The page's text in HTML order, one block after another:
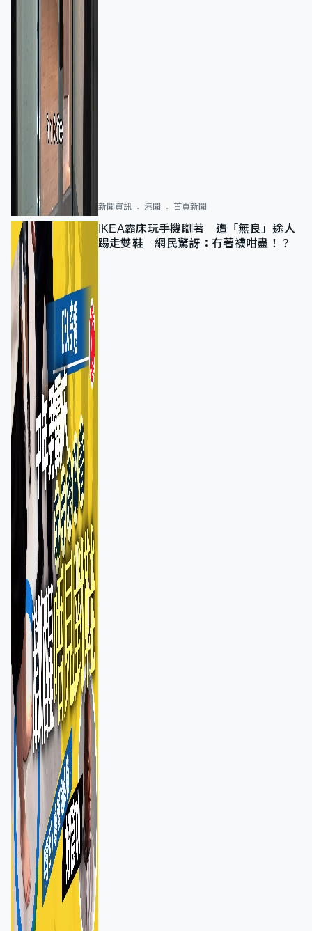
新聞資訊 港聞 首頁新聞
IKEA霸床玩手機瞓著 遭「無良」途人
踢走雙鞋 網民驚訝：冇著襪咁盡！？